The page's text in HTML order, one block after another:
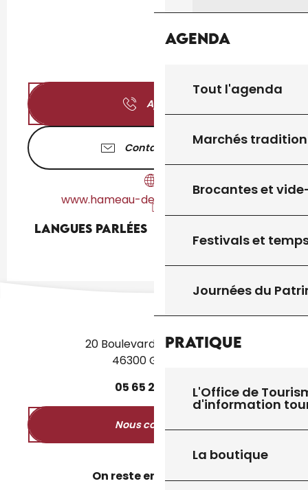
Agenda
Tout l'agenda
Marchés
Brocantes et
Festivals et
Journées du
Pratique
L'Office de
d'information
La boutique
Appeler
Contactez-nous
www.hameau-des-cardenals.com
Langues parlées
Langues parlées
20 Boulevard des Martyrs
46300 Gourdon
05 65 27 50
Nous contacter
On reste en contact ?